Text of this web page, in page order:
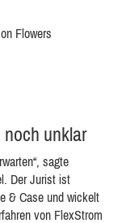
Flowers
unklar
sagte
Der Jurist ist
& Case und wickelt
von FlexStrom